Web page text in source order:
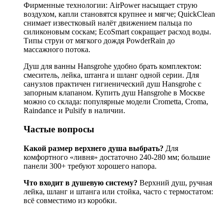
Фирменные технологии: AirPower насыщает струю
воздухом, капли становятся крупнее и мягче; QuickClean
снимает известковый налёт движением пальца по
силиконовым соскам; EcoSmart сокращает расход воды.
Типы струи от мягкого дождя PowderRain до
массажного потока.
Душ для ванны Hansgrohe удобно брать комплектом:
смеситель, лейка, штанга и шланг одной серии. Для
санузлов практичен гигиенический душ Hansgrohe с
запорным клапаном. Купить душ Hansgrohe в Москве
можно со склада: популярные модели Crometta, Croma,
Raindance и Pulsify в наличии.
Частые вопросы
Какой размер верхнего душа выбрать? Для
комфортного «ливня» достаточно 240-280 мм; большие
панели 300+ требуют хорошего напора.
Что входит в душевую систему? Верхний душ, ручная
лейка, шланг и штанга или стойка, часто с термостатом:
всё совместимо из коробки.